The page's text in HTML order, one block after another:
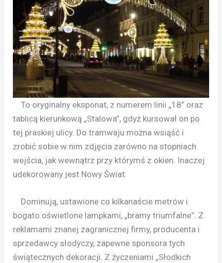
To oryginalny eksponat, z numerem linii „18” oraz
tablicą kierunkową „Stalowa”, gdyż kursował on po
tej praskiej ulicy. Do tramwaju można wsiąść i
zrobić sobie w nim zdjęcia zarówno na stopniach
wejścia, jak wewnątrz przy którymś z okien. Inaczej
udekorowany jest Nowy Świat.
Dominują, ustawione co kilkanaście metrów i
bogato oświetlone lampkami, „bramy triumfalne”. Z
reklamami znanej zagranicznej firmy, producenta i
sprzedawcy słodyczy, zapewne sponsora tych
świątecznych dekoracji. Z życzeniami „Słodkich